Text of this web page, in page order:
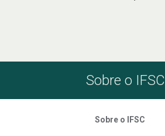
Sobre o IFSC
Sobre o IFSC